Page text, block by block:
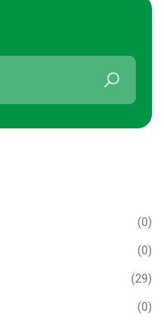
(0)
(0)
(29)
(0)